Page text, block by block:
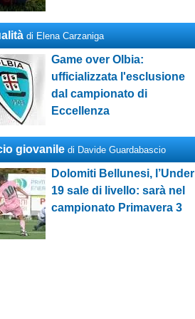
di Elena Carzaniga
Game over Olbia:
ufficializzata l'esclusione
dal campionato di
Eccellenza
giovanile di Davide Guardabascio
Dolomiti Bellunesi, l’Under
19 sale di livello: sarà nel
campionato Primavera 3